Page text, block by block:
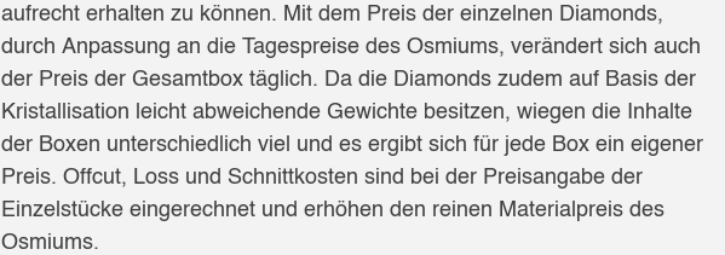
aufrecht erhalten zu können. Mit dem Preis der einzelnen Diamonds,
durch Anpassung an die Tagespreise des Osmiums, verändert sich auch
der Preis der Gesamtbox täglich. Da die Diamonds zudem auf Basis der
Kristallisation leicht abweichende Gewichte besitzen, wiegen die Inhalte
der Boxen unterschiedlich viel und es ergibt sich für jede Box ein eigener
Preis. Offcut, Loss und Schnittkosten sind bei der Preisangabe der
Einzelstücke eingerechnet und erhöhen den reinen Materialpreis des
Osmiums.